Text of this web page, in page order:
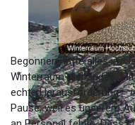
Begonnen hatte alles im
Winterraum-Gebäudes.
echte Herausforderung –
Pause, weil es unserem